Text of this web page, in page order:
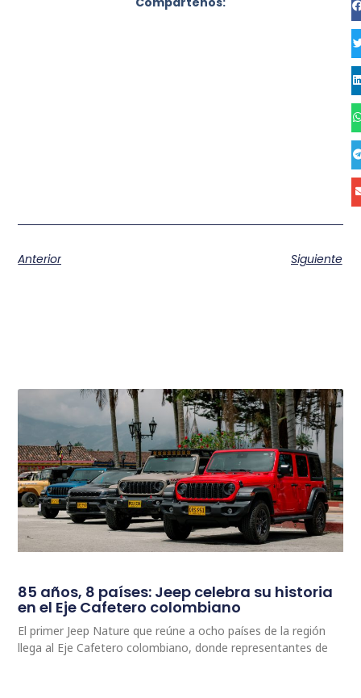
Anterior Siguiente
85 años, 8 países: Jeep celebra su historia
en el Eje Cafetero colombiano
El primer Jeep Nature que reúne a ocho países de la región
llega al Eje Cafetero colombiano, donde representantes de